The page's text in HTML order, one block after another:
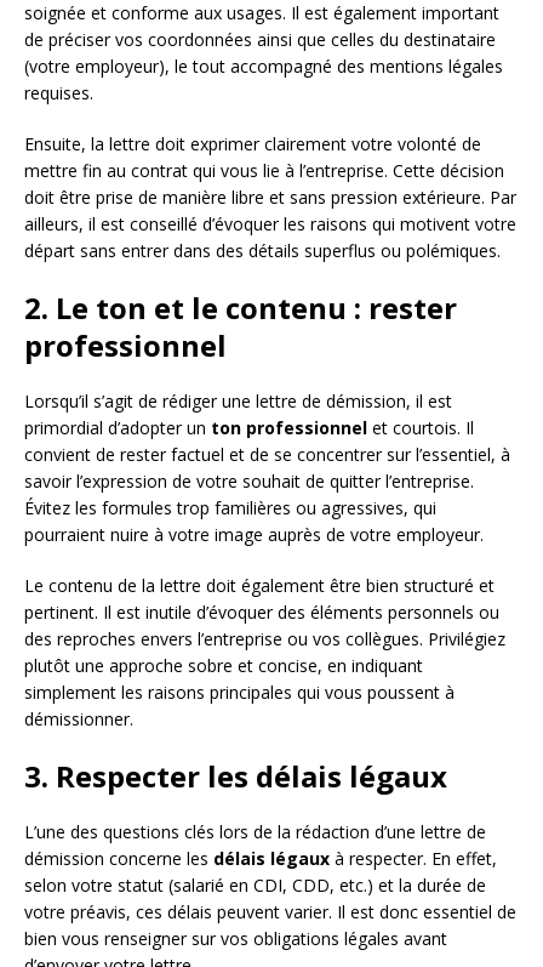
soignée et conforme aux usages. Il est également important
de préciser vos coordonnées ainsi que celles du destinataire
(votre employeur), le tout accompagné des mentions légales
requises.
Ensuite, la lettre doit exprimer clairement votre volonté de
mettre fin au contrat qui vous lie à l’entreprise. Cette décision
doit être prise de manière libre et sans pression extérieure. Par
ailleurs, il est conseillé d’évoquer les raisons qui motivent votre
départ sans entrer dans des détails superflus ou polémiques.
2. Le ton et le contenu : rester
professionnel
Lorsqu’il s’agit de rédiger une lettre de démission, il est
primordial d’adopter un ton professionnel et courtois. Il
convient de rester factuel et de se concentrer sur l’essentiel, à
savoir l’expression de votre souhait de quitter l’entreprise.
Évitez les formules trop familières ou agressives, qui
pourraient nuire à votre image auprès de votre employeur.
Le contenu de la lettre doit également être bien structuré et
pertinent. Il est inutile d’évoquer des éléments personnels ou
des reproches envers l’entreprise ou vos collègues. Privilégiez
plutôt une approche sobre et concise, en indiquant
simplement les raisons principales qui vous poussent à
démissionner.
3. Respecter les délais légaux
L’une des questions clés lors de la rédaction d’une lettre de
démission concerne les délais légaux à respecter. En effet,
selon votre statut (salarié en CDI, CDD, etc.) et la durée de
votre préavis, ces délais peuvent varier. Il est donc essentiel de
bien vous renseigner sur vos obligations légales avant